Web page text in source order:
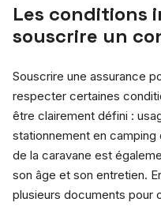
Les conditions
souscrire un
Souscrire une assurance
respecter certaines
être clairement défini :
stationnement en camping
de la caravane est
son âge et son entretien.
plusieurs documents pour